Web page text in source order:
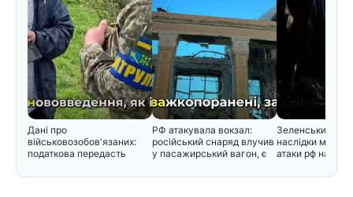
Дані про
військовозобов'язаних:
податкова передасть
РФ атакувала вокзал:
російський снаряд влучив
у пасажирський вагон, є
Зеленський
наслідки
атаки рф на